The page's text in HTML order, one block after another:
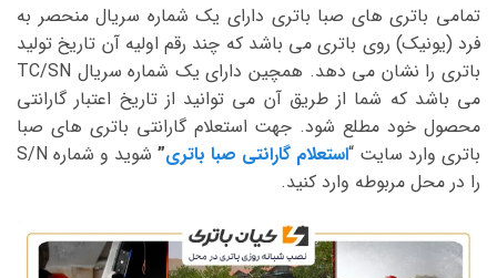
تمامی باتری های صبا باتری دارای یک شماره سریال منحصر به
فرد (یونیک) روی باتری می باشد که چند رقم اولیه آن تاریخ تولید
باتری را نشان می دهد. همچین دارای یک شماره سریال TC/SN
می باشد که شما از طریق آن می توانید از تاریخ اعتبار گارانتی
محصول خود مطلع شود. جهت استعلام گارانتی باتری های صبا
باتری وارد سایت “استعلام گارانتی صبا باتری”
شوید و شماره S/N
را در محل مربوطه وارد کنید.
نمایشگر
ویدیو